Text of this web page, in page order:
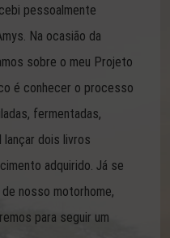
pessoalmente
Na ocasião da
sobre o meu Projeto
é conhecer o processo
fermentadas,
dois livros
adquirido. Já se
nosso motorhome,
para seguir um